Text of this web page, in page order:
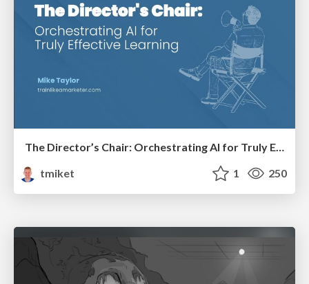
The Director’s Chair: Orchestrating AI for Truly Effective Learning
tmiket
1 250